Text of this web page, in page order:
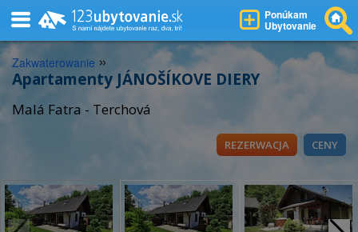
Ponúkam
Ubytovanie
Zakwaterowanie »
Apartamenty JÁNOŠÍKOVE DIERY
Malá Fatra - Terchová
REZERWACJA CENY